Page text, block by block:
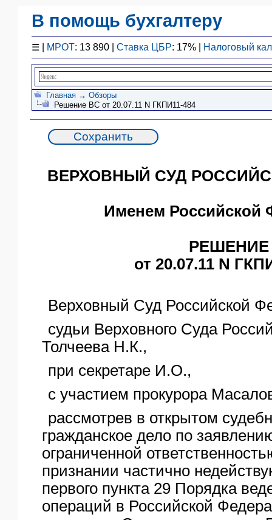
В помощь бухгалтеру
☰ МРОТ: 13 890 | Ставка ЦБР: 17% | Налоговый
Законодательство
F1 - Отчетность
План счетов
Справочник
Упрощенка
Договоры
Проводки
Главная → Обзоры
Решение ВС от 20.07.11 N ГКПИ11-484
ВЕРХОВНЫЙ СУД
Именем Российской
РЕШЕНИЕ
от 20.07.11 N
Верховный Суд Российской
судьи Верховного Суда
Толчеева Н.К.,
при секретаре И.О.,
с участием прокурора
рассмотрев в открытом
гражданское дело по
ограниченной
признании частично
первого пункта 29 Порядка
операций в Российской